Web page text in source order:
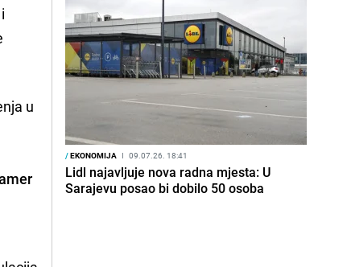
u
/EKONOMIJA I 09.07.26. 18:41
Lidl najavljuje nova radna mjesta: U
Sarajevu posao bi dobilo 50 osoba